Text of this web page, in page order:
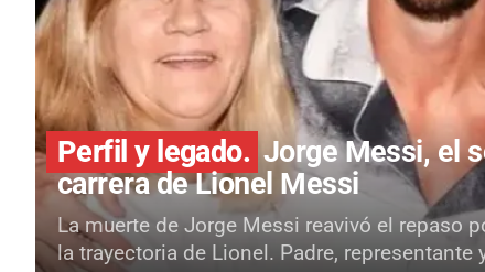
Perfil y legado. Jorge Messi, el
carrera de Lionel Messi
La muerte de Jorge Messi reavivó el repaso
la trayectoria de Lionel. Padre,